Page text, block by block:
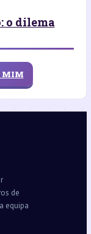
o dilema
MIM
de
equipa